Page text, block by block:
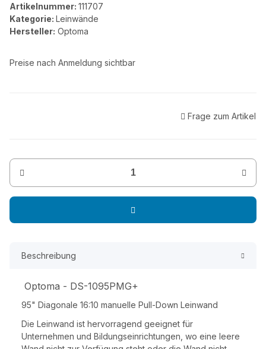
Artikelnummer: 111707
Kategorie: Leinwände
Hersteller: Optoma
Preise nach Anmeldung sichtbar
Frage zum Artikel
Beschreibung
Optoma - DS-1095PMG+
95" Diagonale 16:10 manuelle Pull-Down Leinwand
Die Leinwand ist hervorragend geeignet für
Unternehmen und Bildungseinrichtungen, wo eine leere